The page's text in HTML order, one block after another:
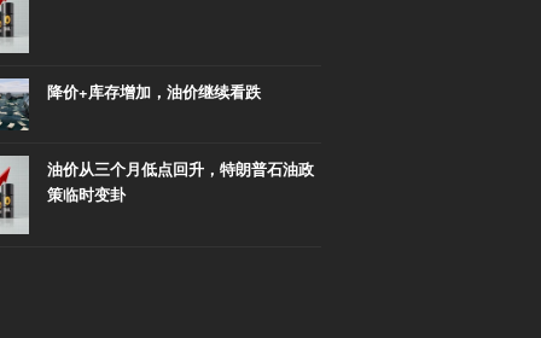
降价+库存增加，油价继续看跌
油价从三个月低点回升，特朗普石油政
策临时变卦